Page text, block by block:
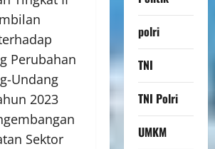
Perubahan
Undang
2023
Sektor
polri
TNI
TNI Polri
UMKM